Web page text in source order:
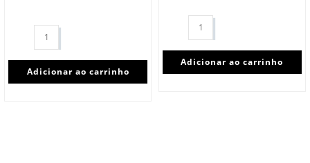
Adicionar ao carrinho
Adicionar ao carrinho